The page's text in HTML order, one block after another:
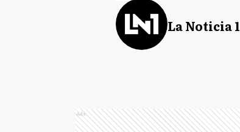
La Noticia 1
Ads